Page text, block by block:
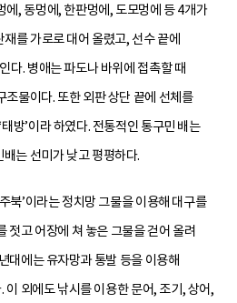
에, 동멍에, 한판멍에, 도모멍에 등 4개가
를 가로로 대어 올렸고, 선수 끝에
다. 병애는 파도나 바위에 접촉할 때
조물이다. 또한 외판 상단 끝에 선체를
방’이라 하였다. 전통적인 통구민 배는
는 선미가 낮고 평평하다.
북’이라는 정치망 그물을 이용해 대구를
젓고 어장에 쳐 놓은 그물을 걷어 올려
대에는 유자망과 통발 등을 이용해
이 외에도 낚시를 이용한 문어, 조기, 상어,